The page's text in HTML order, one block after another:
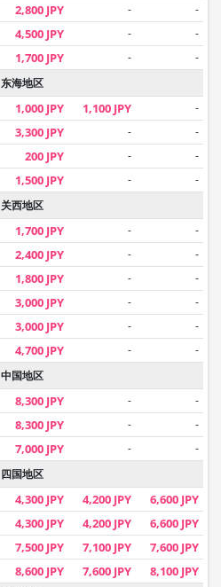
2,800 JPY -
-
4,500 JPY -
-
1,700 JPY -
-
东海地区
1,000 JPY 1,100 JPY
-
3,300 JPY -
-
200 JPY -
-
1,500 JPY -
-
关西地区
1,700 JPY -
-
2,400 JPY -
-
1,800 JPY -
-
3,000 JPY -
-
3,000 JPY -
-
4,700 JPY -
-
中国地区
8,300 JPY -
-
8,300 JPY -
-
7,000 JPY -
-
四国地区
4,300 JPY 4,200 JPY 6,600 JPY
4,300 JPY 4,200 JPY 6,600 JPY
7,500 JPY 7,100 JPY 7,600 JPY
8,600 JPY 7,600 JPY 8,100 JPY